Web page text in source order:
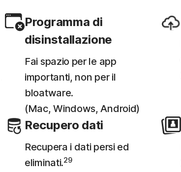
Programma di
disinstallazione
Fai spazio per le app
importanti, non per il
bloatware.
(Mac, Windows, Android)
Recupero dati
Recupera i dati persi ed
eliminati.29